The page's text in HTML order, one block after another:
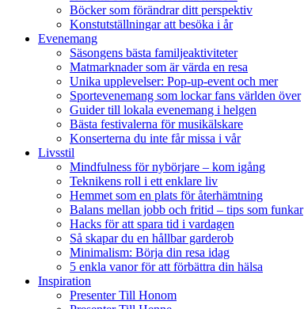
Böcker som förändrar ditt perspektiv
Konstutställningar att besöka i år
Evenemang
Säsongens bästa familjeaktiviteter
Matmarknader som är värda en resa
Unika upplevelser: Pop-up-event och mer
Sportevenemang som lockar fans världen över
Guider till lokala evenemang i helgen
Bästa festivalerna för musikälskare
Konserterna du inte får missa i vår
Livsstil
Mindfulness för nybörjare – kom igång
Teknikens roll i ett enklare liv
Hemmet som en plats för återhämtning
Balans mellan jobb och fritid – tips som funkar
Hacks för att spara tid i vardagen
Så skapar du en hållbar garderob
Minimalism: Börja din resa idag
5 enkla vanor för att förbättra din hälsa
Inspiration
Presenter Till Honom